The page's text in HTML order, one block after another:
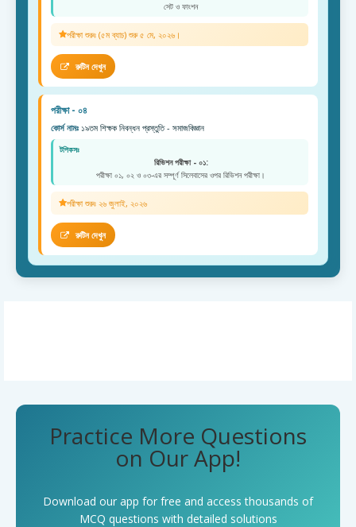
সেট ও ফাংশন
পরীক্ষা শুরুঃ (৫ম ব্যাচ) শুরু ৫ মে, ২০২৬।
রুটিন দেখুন
পরীক্ষা - ০৪
কোর্স নামঃ ১৯তম শিক্ষক নিবন্ধন প্রস্তুতি - সমাজবিজ্ঞান
টপিকসঃ
রিভিশন পরীক্ষা - ০১:
পরীক্ষা ০১, ০২ ও ০৩-এর সম্পূর্ণ সিলেবাসের ওপর রিভিশন পরীক্ষা।
পরীক্ষা শুরুঃ ২৬ জুলাই, ২০২৬
রুটিন দেখুন
Practice More Questions
on Our App!
Download our app for free and access thousands of
MCQ questions with detailed solutions